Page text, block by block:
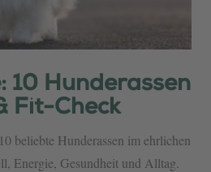
10 Hunderassen
Fit-Check
beliebte Hunderassen im ehrlichen
Energie, Gesundheit und Alltag.